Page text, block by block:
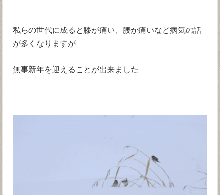
私らの世代に成ると膝が痛い、腰が痛いなど病気の話
が多くなりますが
無事新年を迎えることが出来ました